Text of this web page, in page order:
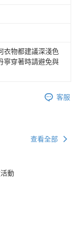
衣物都建議深淺色
寧穿著時請避免與
客服
查看全部
動